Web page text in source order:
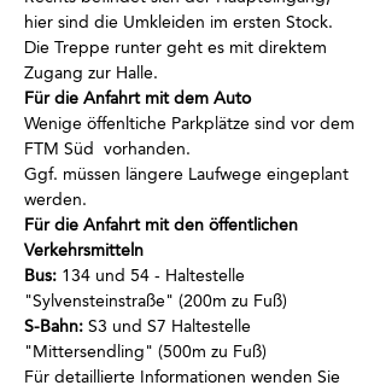
hier sind die Umkleiden im ersten Stock.
Die Treppe runter geht es mit direktem
Zugang zur Halle.
Für die Anfahrt mit dem Auto
Wenige öffenltiche Parkplätze sind vor dem
FTM Süd  vorhanden.
Ggf. müssen längere Laufwege eingeplant
werden.
Für die Anfahrt mit den öffentlichen
Verkehrsmitteln
Bus: 134 und 54 - Haltestelle
"Sylvensteinstraße" (200m zu Fuß)
S-Bahn: S3 und S7 Haltestelle
"Mittersendling" (500m zu Fuß)
Für detaillierte Informationen wenden Sie